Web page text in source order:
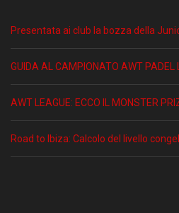
Presentata ai club la bozza della
GUIDA AL CAMPIONATO AWT PADEL
AWT LEAGUE: ECCO IL MONSTER
Road to Ibiza: Calcolo del livello